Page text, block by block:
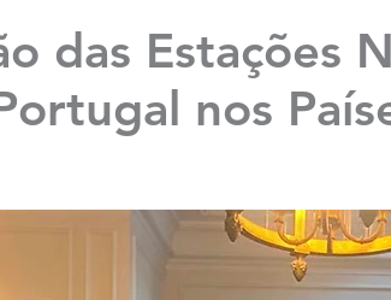
das Estações
nos